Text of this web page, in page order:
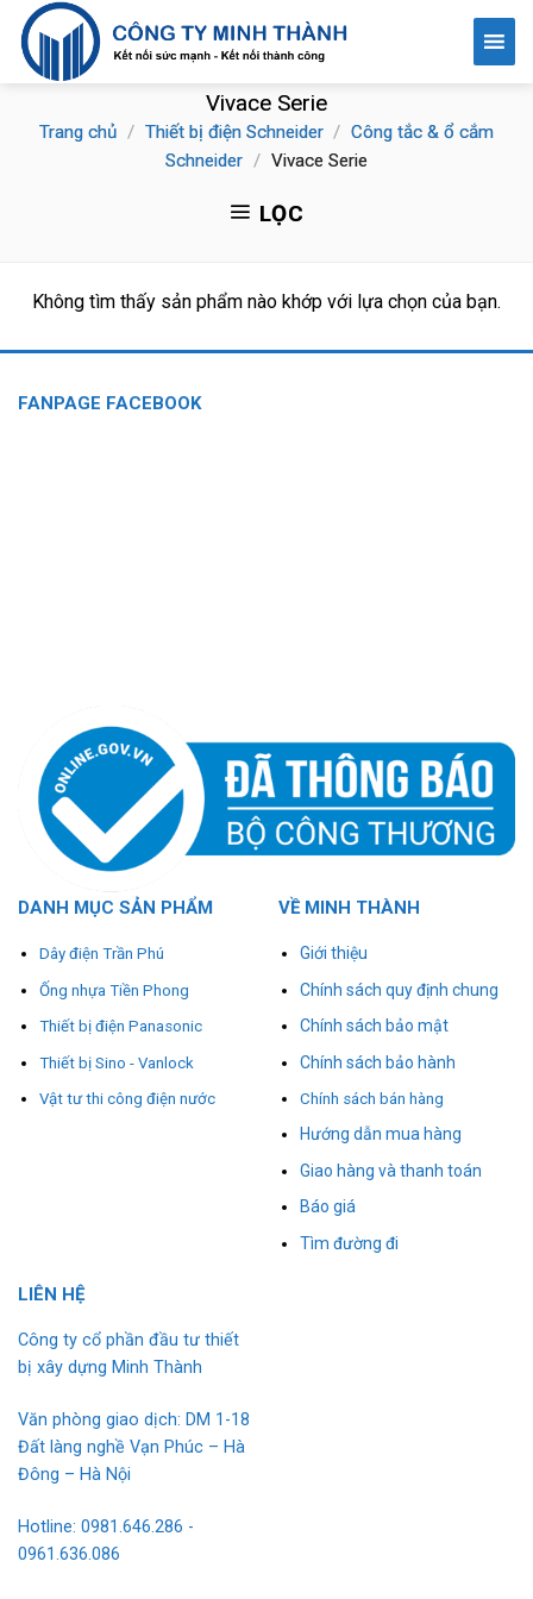
Skip
content
Vivace Serie
Trang chủ / Thiết bị điện Schneider / Công tắc & ổ cắm
Schneider / Vivace Serie
LỌC
Không tìm thấy sản phẩm nào khớp với lựa chọn của bạn.
FANPAGE FACEBOOK
DANH MỤC SẢN PHẨM
Dây điện Trần Phú
Ống nhựa Tiền Phong
Thiết bị điện Panasonic
Thiết bị Sino - Vanlock
Vật tư thi công điện nước
VỀ MINH THÀNH
Giới thiệu
Chính sách quy định chung
Chính sách bảo mật
Chính sách bảo hành
Chính sách bán hàng
Hướng dẫn mua hàng
Giao hàng và thanh toán
Báo giá
Tìm đường đi
L ÊN HỆ
Công ty cổ phần đầu tư thiết
bị xây dựng Minh Thành
Văn phòng giao dịch: DM 1-18
Đất làng nghề Vạn Phúc – Hà
Đông – Hà Nội
Hotline: 0981.646.286 -
0961.636.086